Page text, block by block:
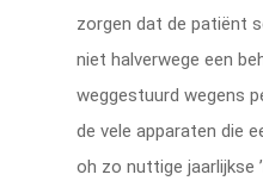
zorgen dat de patiënt
niet halverwege een
weggestuurd wegens
de vele apparaten die
oh zo nuttige jaarlijkse